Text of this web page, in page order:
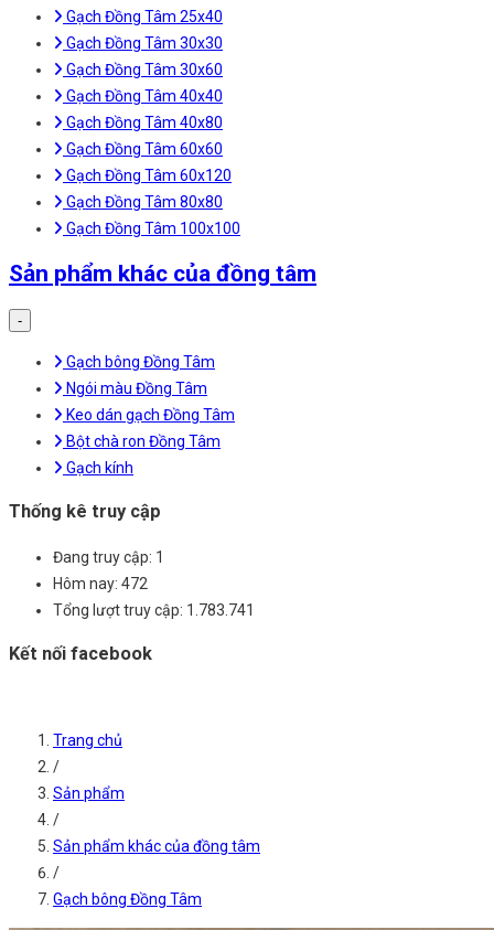
Gạch Đồng Tâm 25x40
Gạch Đồng Tâm 30x30
Gạch Đồng Tâm 30x60
Gạch Đồng Tâm 40x40
Gạch Đồng Tâm 40x80
Gạch Đồng Tâm 60x60
Gạch Đồng Tâm 60x120
Gạch Đồng Tâm 80x80
Gạch Đồng Tâm 100x100
Sản phẩm khác của đồng tâm
-
Gạch bông Đồng Tâm
Ngói màu Đồng Tâm
Keo dán gạch Đồng Tâm
Bột chà ron Đồng Tâm
Gạch kính
Thống kê truy cập
Đang truy cập: 1
Hôm nay: 472
Tổng lượt truy cập: 1.783.741
Kết nối facebook
Trang chủ
/
Sản phẩm
/
Sản phẩm khác của đồng tâm
/
Gạch bông Đồng Tâm